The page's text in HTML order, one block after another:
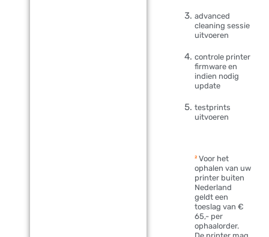
advanced
cleaning sessie
uitvoeren
controle printer
firmware en
indien nodig
update
testprints
uitvoeren
² Voor het
ophalen van uw
printer buiten
Nederland
geldt een
toeslag van €
65,- per
ophaalorder.